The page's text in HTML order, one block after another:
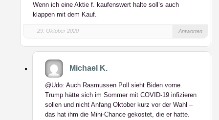
Wenn ich eine Aktie f. kaufenswert halte soll’s auch
klappen mit dem Kauf.
29. Oktober 2020 Antworten
Michael K.
@Udo: Auch Rasmussen Poll sieht Biden vorne.
Trump hätte sich im Sommer mit COVID-19 infizieren
sollen und nicht Anfang Oktober kurz vor der Wahl –
das hat ihm die Mini-Chance gekostet, die er hatte.